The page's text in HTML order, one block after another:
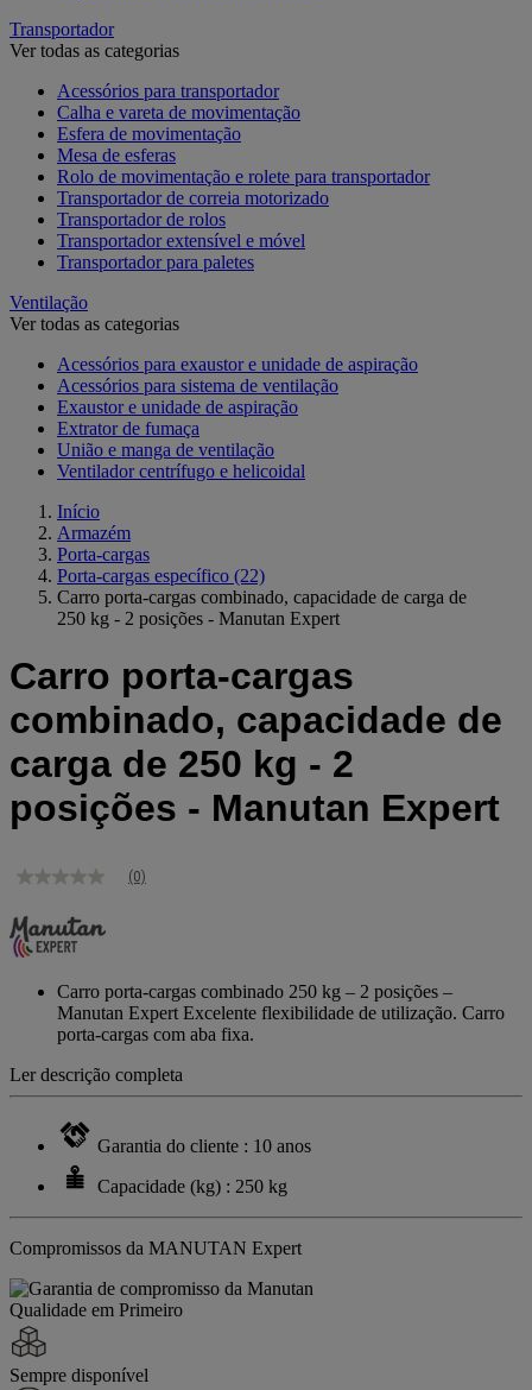
Transportador
Ver todas as categorias
Acessórios para transportador
Calha e vareta de movimentação
Esfera de movimentação
Mesa de esferas
Rolo de movimentação e rolete para transportador
Transportador de correia motorizado
Transportador de rolos
Transportador extensível e móvel
Transportador para paletes
Ventilação
Ver todas as categorias
Acessórios para exaustor e unidade de aspiração
Acessórios para sistema de ventilação
Exaustor e unidade de aspiração
Extrator de fumaça
União e manga de ventilação
Ventilador centrífugo e helicoidal
Início
Armazém
Porta-cargas
Porta-cargas específico (22)
Carro porta-cargas combinado, capacidade de carga de
250 kg - 2 posições - Manutan Expert
Carro porta-cargas
combinado, capacidade de
carga de 250 kg - 2
posições - Manutan Expert
Sem
de
classificação
Link
mesma
página.
(0)
Carro porta-cargas combinado 250 kg – 2 posições –
Manutan Expert Excelente flexibilidade de utilização. Carro
porta-cargas com aba fixa.
Ler descrição completa
Garantia do cliente : 10 anos
Capacidade (kg) : 250 kg
Compromissos da MANUTAN Expert
Qualidade em Primeiro
Sempre disponível